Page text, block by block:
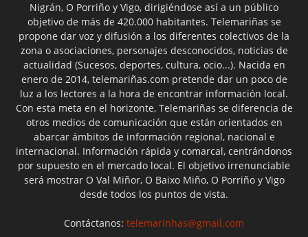
Nigrán, O Porriño y Vigo, dirigiéndose así a un público
objetivo de más de 420.000 habitantes. Telemariñas se
propone dar voz y difusión a los diferentes colectivos de la
zona o asociaciones, personajes desconocidos, noticias de
actualidad (Sucesos, deportes, cultura, ocio...). Nacida en
enero de 2014, telemariñas.com pretende dar un poco de
luz a los lectores a la hora de encontrar información local.
Con esta meta en el horizonte, Telemariñas se diferencia de
otros medios de comunicación que están orientados en
abarcar ámbitos de información regional, nacional e
internacional. Información rápida y comarcal, centrándonos
por supuesto en el mercado local. El objetivo irrenunciable
será mostrar O Val Miñor, O Baixo Miño, O Porriño y Vigo
desde todos los puntos de vista.
Contáctanos: telemarinhas@gmail.com